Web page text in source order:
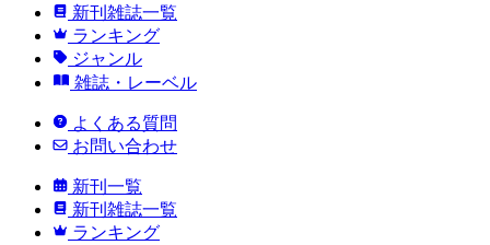
新刊雑誌一覧
ランキング
ジャンル
雑誌・レーベル
よくある質問
お問い合わせ
新刊一覧
新刊雑誌一覧
ランキング